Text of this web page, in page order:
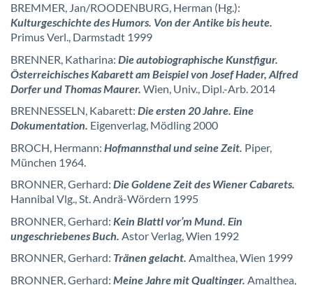
BREMMER, Jan/ROODENBURG, Herman (Hg.):
Kulturgeschichte des Humors. Von der Antike bis heute.
Primus Verl., Darmstadt 1999
BRENNER, Katharina: Die autobiographische Kunstfigur.
Österreichisches Kabarett am Beispiel von Josef Hader, Alfred
Dorfer und Thomas Maurer. Wien, Univ., Dipl.-Arb. 2014
BRENNESSELN, Kabarett: Die ersten 20 Jahre. Eine
Dokumentation. Eigenverlag, Mödling 2000
BROCH, Hermann: Hofmannsthal und seine Zeit. Piper,
München 1964.
BRONNER, Gerhard: Die Goldene Zeit des Wiener Cabarets.
Hannibal Vlg., St. Andrä-Wördern 1995
BRONNER, Gerhard: Kein Blattl vor’m Mund. Ein
ungeschriebenes Buch. Astor Verlag, Wien 1992
BRONNER, Gerhard: Tränen gelacht. Amalthea, Wien 1999
BRONNER, Gerhard: Meine Jahre mit Qualtinger. Amalthea,